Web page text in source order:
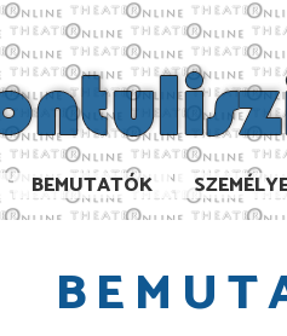
BEMUTATÓK